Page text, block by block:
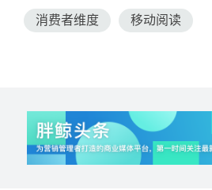
消费者维度 移动阅读